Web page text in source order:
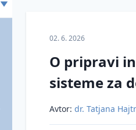
02. 6. 2026
O pripravi
sisteme za
Avtor: dr. Tatjana